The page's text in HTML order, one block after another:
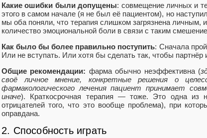
Какие ошибки были допущены: совмещение личных и
этого в самом начале (я не был её пациентом), но
мы оба поняли, что терапия слишком загрязнена личным,
количество эмоциональной боли в связи с таким
Как было бы более правильно поступить: Сначала
Или не вступать. Или хотя бы сделать так, чтобы
Общие рекомендации: фарма обычно неэффективна (
своё личное мнение, конкретные решения о
фармакологического лечения пациент принимает
иначе). Краткосрочная терапия — тоже. Это одна из
отрицателей того, что это вообще проблема), при
оправдана.
2. Способность играть